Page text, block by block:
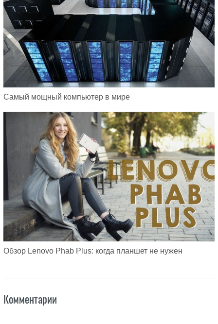
Самый мощный компьютер в мире
Обзор Lenovo Phab Plus: когда планшет не нужен
Комментарии